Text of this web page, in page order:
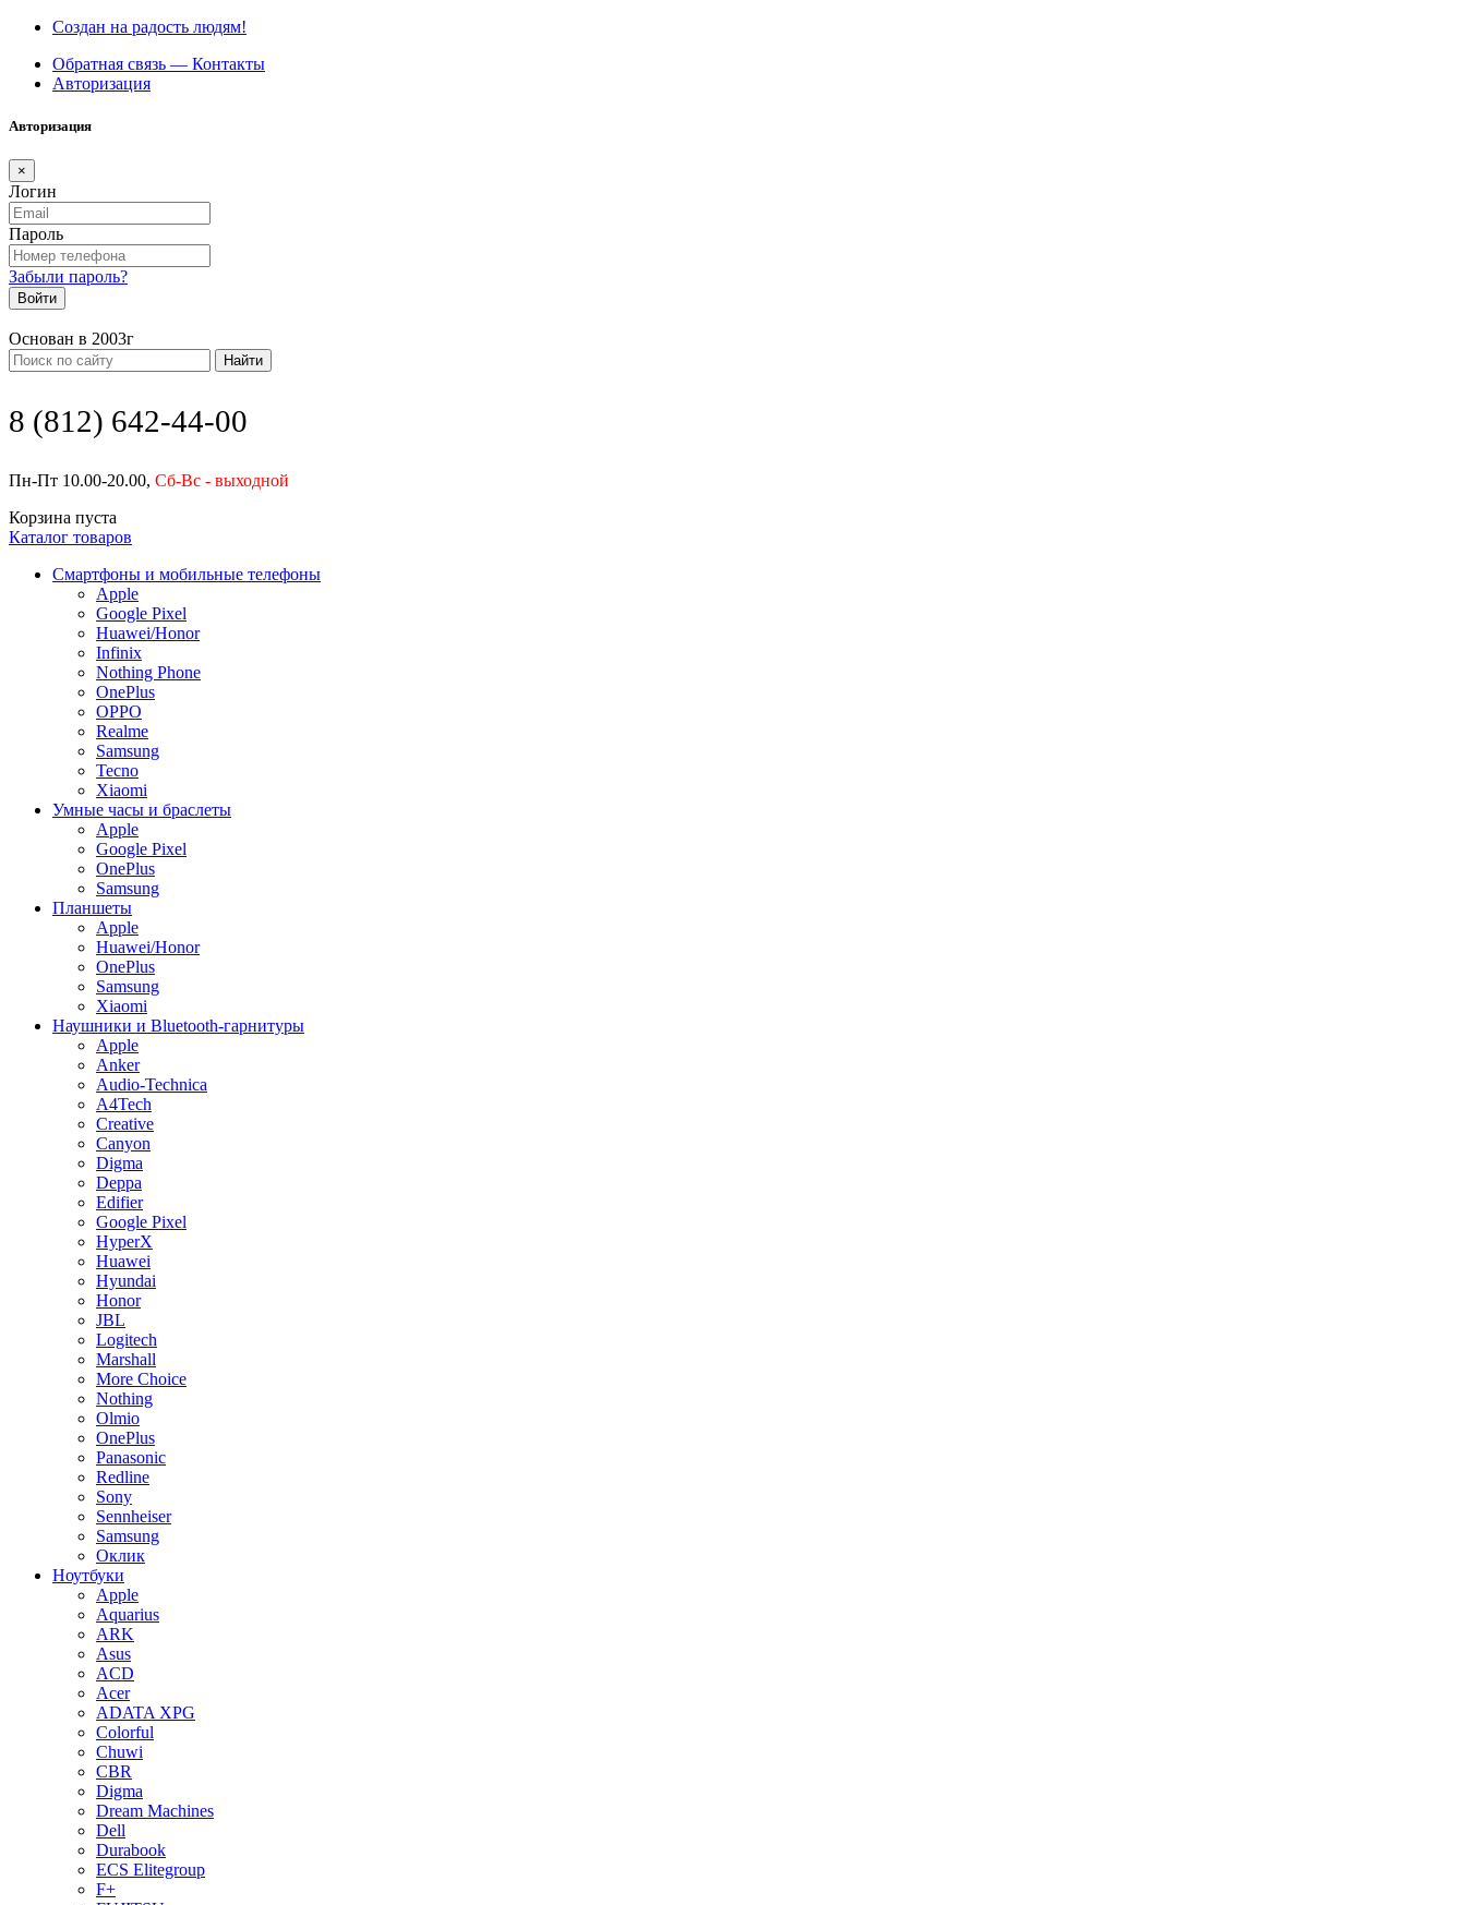
Создан на радость людям!
Обратная связь — Контакты
Авторизация
Авторизация
×
Логин
Пароль
Забыли пароль?
Войти
Основан в 2003г
Найти
8 (812) 642-44-00
Пн-Пт 10.00-20.00, Сб-Вс - выходной
Корзина пуста
Каталог товаров
Смартфоны и мобильные телефоны
Apple
Google Pixel
Huawei/Honor
Infinix
Nothing Phone
OnePlus
OPPO
Realme
Samsung
Tecno
Xiaomi
Умные часы и браслеты
Apple
Google Pixel
OnePlus
Samsung
Планшеты
Apple
Huawei/Honor
OnePlus
Samsung
Xiaomi
Наушники и Bluetooth-гарнитуры
Apple
Anker
Audio-Technica
A4Tech
Creative
Canyon
Digma
Deppa
Edifier
Google Pixel
HyperX
Huawei
Hyundai
Honor
JBL
Logitech
Marshall
More Choice
Nothing
Olmio
OnePlus
Panasonic
Redline
Sony
Sennheiser
Samsung
Оклик
Ноутбуки
Apple
Aquarius
ARK
Asus
ACD
Acer
ADATA XPG
Colorful
Chuwi
CBR
Digma
Dream Machines
Dell
Durabook
ECS Elitegroup
F+